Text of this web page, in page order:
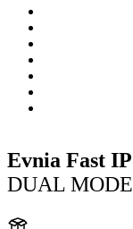
Evnia Fast
DUAL